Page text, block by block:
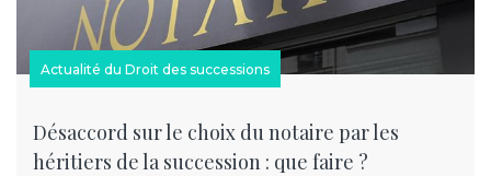
Actualité du Droit des successions
Désaccord sur le choix du notaire par les
héritiers de la succession : que faire ?